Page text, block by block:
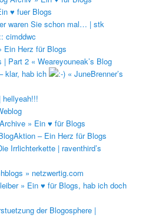
♥ fuer Blogs
waren Sie schon mal… | stk
cimddwc
Ein Herz für Blogs
Part 2 « Weareyouneak’s Blog
klar, hab ich
« JuneBrenner’s
» Ein ♥ für Blogs
– Ein Herz für Blogs
Irrlichterkette | raventhird’s
» netzwertig.com
» Ein ♥ für Blogs, hab ich doch
der Blogosphere |